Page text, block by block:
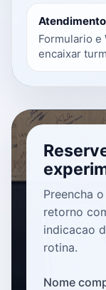
Formulario e
encaixar
Preencha
retorno
indicacao
rotina.
Nome